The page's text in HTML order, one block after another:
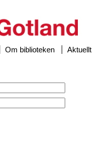
Om biblioteken Aktuellt